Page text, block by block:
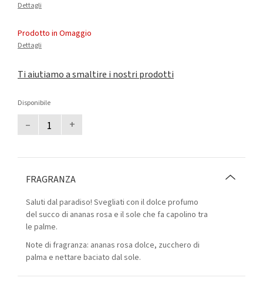
Dettagli
Prodotto in Omaggio
Dettagli
Ti aiutiamo a smaltire i nostri prodotti
Disponibile
– +
FRAGRANZA
Saluti dal paradiso! Svegliati con il dolce profumo
del succo di ananas rosa e il sole che fa capolino tra
le palme.
Note di fragranza: ananas rosa dolce, zucchero di
palma e nettare baciato dal sole.